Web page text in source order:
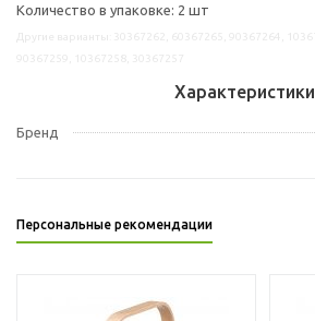
Количество в упаковке: 2 шт
Характеристики
Бренд
Персональные рекомендации